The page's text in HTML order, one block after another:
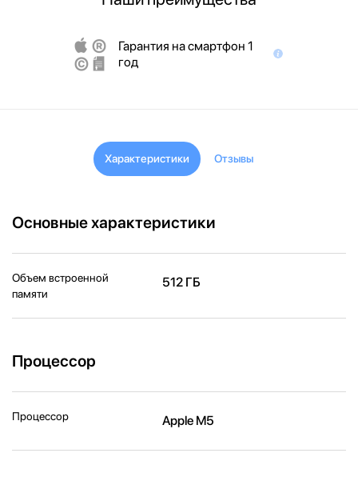
Гарантия на смартфон 1
год
Характеристики Отзывы
Основные характеристики
Объем встроенной
памяти
512 ГБ
Процессор
Процессор Apple M5